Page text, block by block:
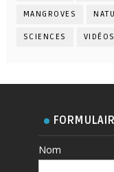
MANGROVES
SCIENCES VIDÉOS
Nom